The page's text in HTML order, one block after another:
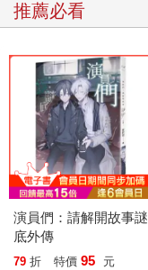
推薦必看
演員們：請解開故事謎
底外傳
79 折 特價 95 元